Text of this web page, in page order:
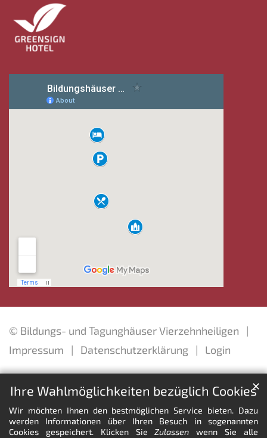
Ihre Wahlmöglichkeiten bezüglich Cookies
Wir möchten Ihnen den bestmöglichen Service bieten. Dazu
werden Informationen über Ihren Besuch in sogenannten
Cookies gespeichert. Klicken SieZulassen wenn Sie alle
✕
© Bildungs- und Tagunghäuser Vierzehnheiligen
Impressum
Datenschutzerklärung Login